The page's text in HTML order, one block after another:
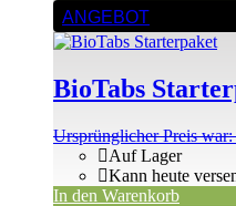
ANGEBOT
BioTabs
Ursprünglicher Preis
Auf Lager
Kann heute
In den Warenkorb